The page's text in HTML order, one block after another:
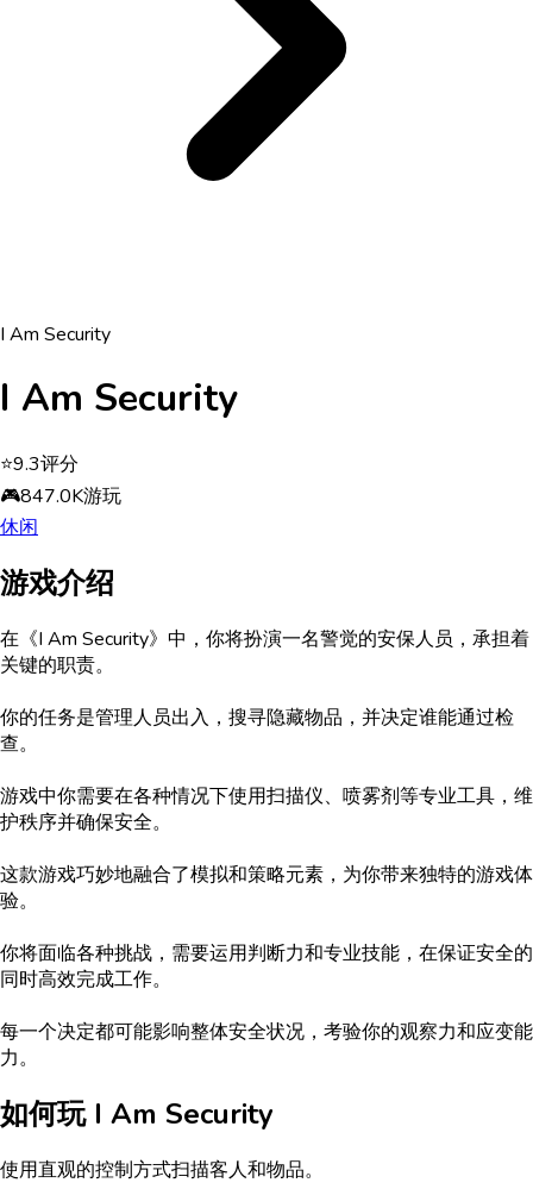
I Am Security
I Am Security
⭐9.3评分
🎮847.0K游玩
休闲
游戏介绍
在《I Am Security》中，你将扮演一名警觉的安保人员，承担着
关键的职责。
你的任务是管理人员出入，搜寻隐藏物品，并决定谁能通过检
查。
游戏中你需要在各种情况下使用扫描仪、喷雾剂等专业工具，维
护秩序并确保安全。
这款游戏巧妙地融合了模拟和策略元素，为你带来独特的游戏体
验。
你将面临各种挑战，需要运用判断力和专业技能，在保证安全的
同时高效完成工作。
每一个决定都可能影响整体安全状况，考验你的观察力和应变能
力。
如何玩 I Am Security
使用直观的控制方式扫描客人和物品。